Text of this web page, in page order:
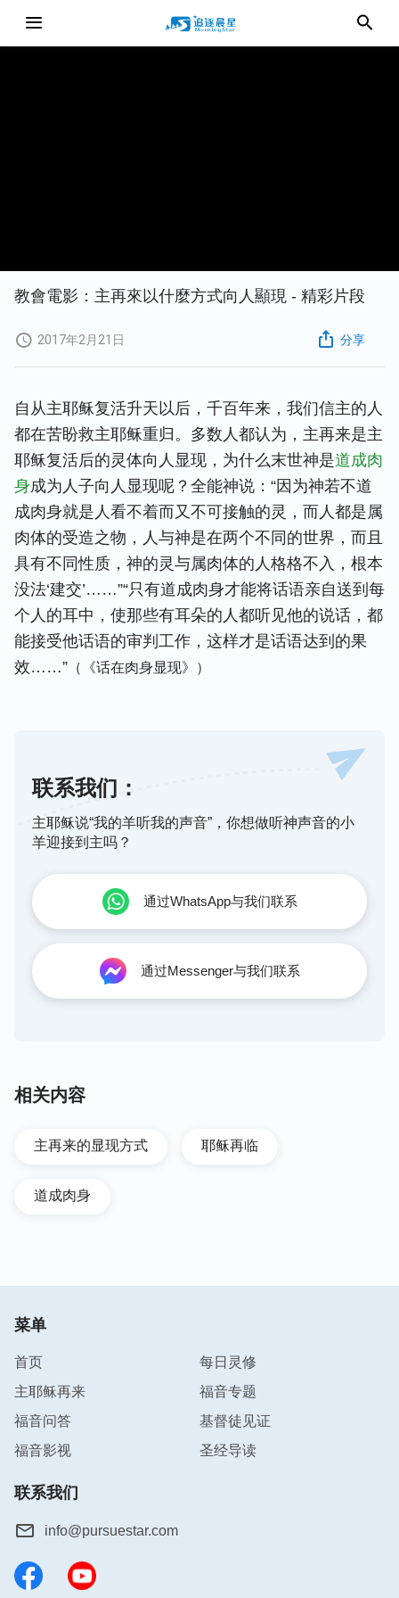
教會電影：主再來以什麼方式向人顯現 - 精彩片段
2017年2月21日 分享
自从主耶稣复活升天以后，千百年来，我们信主的人
都在苦盼救主耶稣重归。多数人都认为，主再来是主
耶稣复活后的灵体向人显现，为什么末世神是道成肉
身成为人子向人显现呢？全能神说：“因为神若不道
成肉身就是人看不着而又不可接触的灵，而人都是属
肉体的受造之物，人与神是在两个不同的世界，而且
具有不同性质，神的灵与属肉体的人格格不入，根本
没法‘建交’……”“只有道成肉身才能将话语亲自送到每
个人的耳中，使那些有耳朵的人都听见他的说话，都
能接受他话语的审判工作，这样才是话语达到的果
效……” （《话在肉身显现》）
联系我们：
主耶稣说“我的羊听我的声音”，你想做听神声音的小
羊迎接到主吗？
通过WhatsApp与我们联系
通过Messenger与我们联系
相关内容
主再来的显现方式 耶稣再临
道成肉身
菜单
首页
每日灵修
主耶稣再来
福音专题
福音问答
基督徒见证
福音影视
圣经导读
联系我们
info@pursuestar.com